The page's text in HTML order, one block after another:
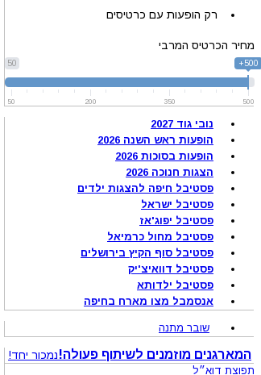
רק הופעות עם כרטיסים
מחיר הכרטיס המרבי
50 500+
50 200 350 500
נובי גוד 2027
הופעות ראש השנה 2026
הופעות בסוכות 2026
הצגות חנוכה 2026
פסטיבל חיפה להצגות ילדים
פסטיבל ישראל
פסטיבל יפוג'אז
פסטיבל מחול כרמיאל
פסטיבל סוף הקיץ בירושלים
פסטיבל דוואיצ'יק
פסטיבל ילדותא
אנסמבל מצו מארח בחיפה
שובר מתנה
המארגנים מוזמנים לשיתוף פעולה!נמכור יחד!
תפוצת דוא״ל